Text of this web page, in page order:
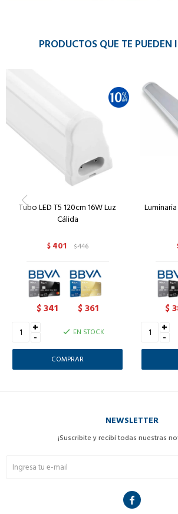
PRODUCTOS QUE TE PUEDEN
Tubo LED T5 120cm 16W Luz
Cálida
$ 401 $446
$341 $361
+
- EN STOCK
$
+
-
NEWSLETTER
¡Suscribite y recibí todas nuestras
